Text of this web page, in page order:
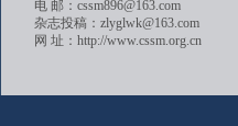
电 邮：cssm896@163.com
杂志投稿：zlyglwk@163.com
网 址：http://www.cssm.org.cn